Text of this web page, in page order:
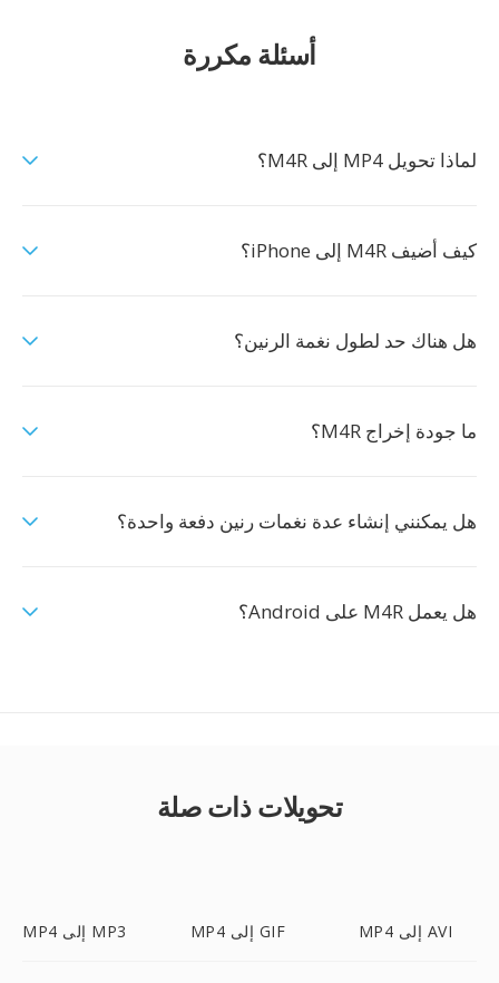
أسئلة مكررة
لماذا تحويل MP4 إلى M4R؟
كيف أضيف M4R إلى iPhone؟
هل هناك حد لطول نغمة الرنين؟
ما جودة إخراج M4R؟
هل يمكنني إنشاء عدة نغمات رنين دفعة واحدة؟
هل يعمل M4R على Android؟
تحويلات ذات صلة
MP4 إلى MP3 MP4 إلى GIF MP4 إلى AVI